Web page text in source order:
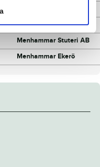
Menhammar Stuteri AB
Menhammar Stuteri AB
Menhammar Ekerö